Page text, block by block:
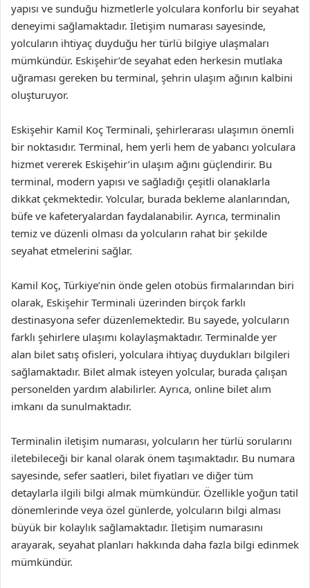
yapısı ve sunduğu hizmetlerle yolculara konforlu bir seyahat
deneyimi sağlamaktadır. İletişim numarası sayesinde,
yolcuların ihtiyaç duyduğu her türlü bilgiye ulaşmaları
mümkündür. Eskişehir’de seyahat eden herkesin mutlaka
uğraması gereken bu terminal, şehrin ulaşım ağının kalbini
oluşturuyor.
Eskişehir Kamil Koç Terminali, şehirlerarası ulaşımın önemli
bir noktasıdır. Terminal, hem yerli hem de yabancı yolculara
hizmet vererek Eskişehir’in ulaşım ağını güçlendirir. Bu
terminal, modern yapısı ve sağladığı çeşitli olanaklarla
dikkat çekmektedir. Yolcular, burada bekleme alanlarından,
büfe ve kafeteryalardan faydalanabilir. Ayrıca, terminalin
temiz ve düzenli olması da yolcuların rahat bir şekilde
seyahat etmelerini sağlar.
Kamil Koç, Türkiye’nin önde gelen otobüs firmalarından biri
olarak, Eskişehir Terminali üzerinden birçok farklı
destinasyona sefer düzenlemektedir. Bu sayede, yolcuların
farklı şehirlere ulaşımı kolaylaşmaktadır. Terminalde yer
alan bilet satış ofisleri, yolculara ihtiyaç duydukları bilgileri
sağlamaktadır. Bilet almak isteyen yolcular, burada çalışan
personelden yardım alabilirler. Ayrıca, online bilet alım
imkanı da sunulmaktadır.
Terminalin iletişim numarası, yolcuların her türlü sorularını
iletebileceği bir kanal olarak önem taşımaktadır. Bu numara
sayesinde, sefer saatleri, bilet fiyatları ve diğer tüm
detaylarla ilgili bilgi almak mümkündür. Özellikle yoğun tatil
dönemlerinde veya özel günlerde, yolcuların bilgi alması
büyük bir kolaylık sağlamaktadır. İletişim numarasını
arayarak, seyahat planları hakkında daha fazla bilgi edinmek
mümkündür.